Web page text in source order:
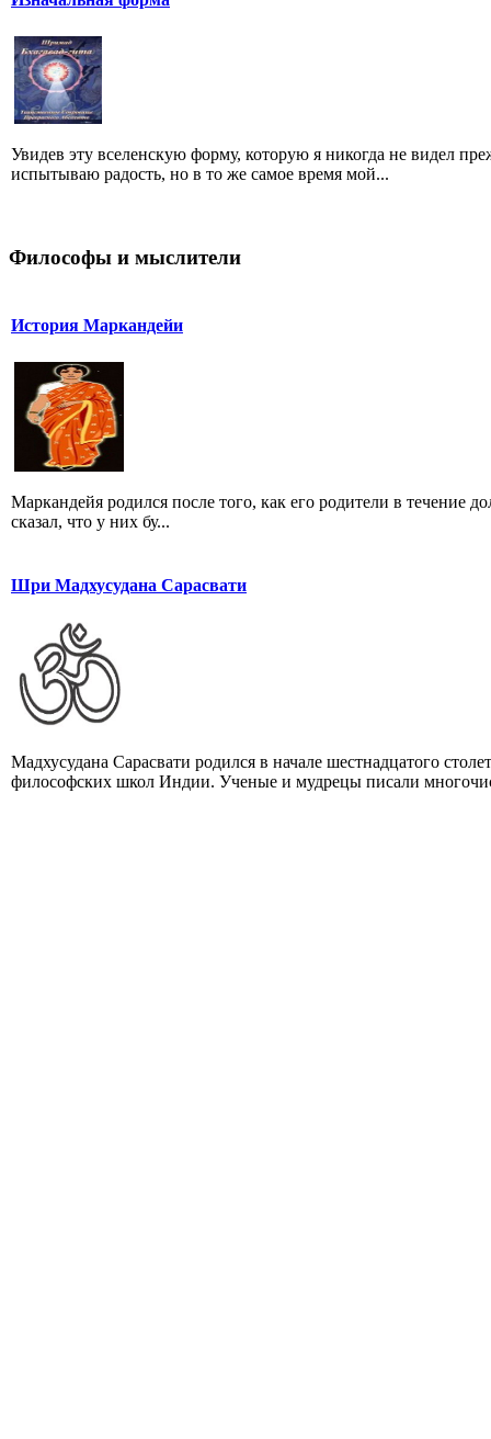
Увидев эту вселенскую форму, которую я никогда не видел
испытываю радость, но в то же самое время мой...
Философы и мыслители
История Маркандейи
Маркандейя родился после того, как его родители в
сказал, что у них бу...
Шри Мадхусудана Сарасвати
Мадхусудана Сарасвати родился в начале шестнадцатого
философских школ Индии. Ученые и мудрецы писали